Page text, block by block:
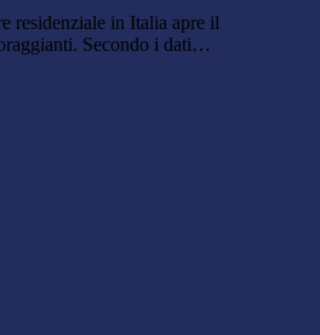
residenziale in Italia apre il
Secondo i dati…